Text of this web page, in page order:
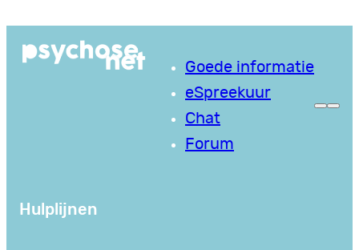
naar
Goede informatie
eSpreekuur
Chat
Forum
Hulplijnen